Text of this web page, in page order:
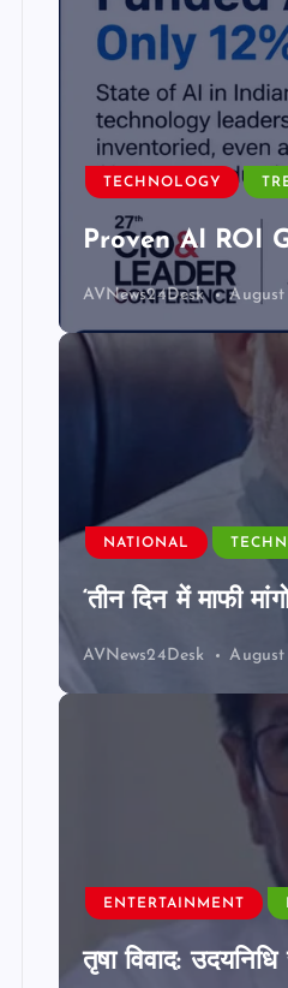
TECHNOLOGY
Proven AI ROI
AVNews24Desk August
NATIONAL
‘तीन दिन में माफी
AVNews24Desk August
ENTERTAINMENT
तृषा विवाद: